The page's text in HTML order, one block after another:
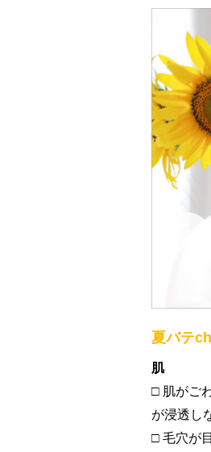
夏バテ
肌
□ 肌がご
が浸透し
□ 毛穴が